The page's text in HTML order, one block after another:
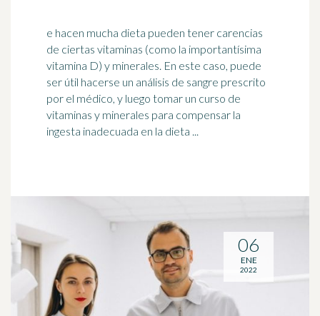
e hacen mucha dieta pueden tener carencias
de ciertas vitaminas (como la importantísima
vitamina D) y minerales. En este caso, puede
ser útil hacerse un análisis de sangre prescrito
por el médico, y luego tomar un curso de
vitaminas y minerales para compensar la
ingesta inadecuada en la dieta ...
06
ENE
2022